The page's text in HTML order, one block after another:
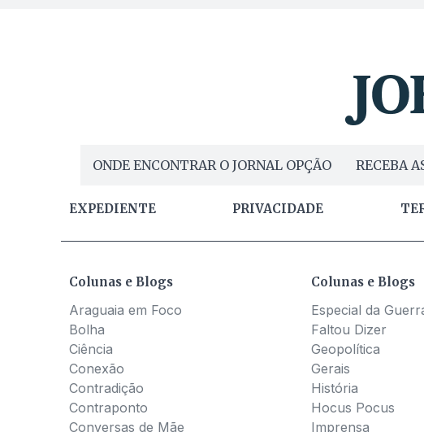
ONDE ENCONTRAR O JORNAL OPÇÃO RECEBA
EXPEDIENTE PRIVACIDADE
Colunas e Blogs
Araguaia em Foco
Bolha
Ciência
Conexão
Contradição
Contraponto
Conversas de Mãe
Colunas e Blogs
Especial da
Faltou Dizer
Geopolítica
Gerais
História
Hocus Pocus
Imprensa